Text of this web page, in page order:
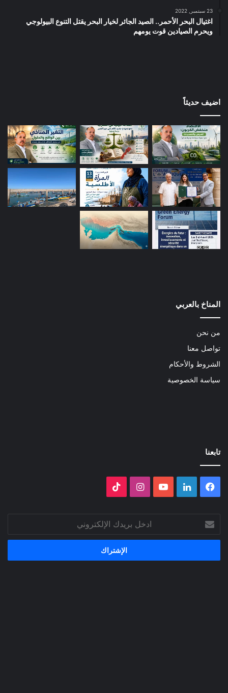
23 سبتمبر, 2022
اغتيال البحر الأحمر.. الصيد الجائر لخيار البحر يقتل التنوع البيولوجي
ويحرم الصيادين قوت يومهم
اضيف حديثاً
المناخ بالعربي
من نحن
تواصل معنا
الشروط والأحكام
سياسة الخصوصية
تابعنا
فيسبوك لينكدإن ‫YouTubeانستقرام
بريدك
الإلكتروني